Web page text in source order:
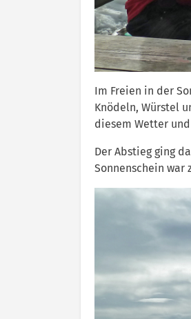
Im Freien in der
Knödeln, Würstel
diesem Wetter
Der Abstieg ging
Sonnenschein war